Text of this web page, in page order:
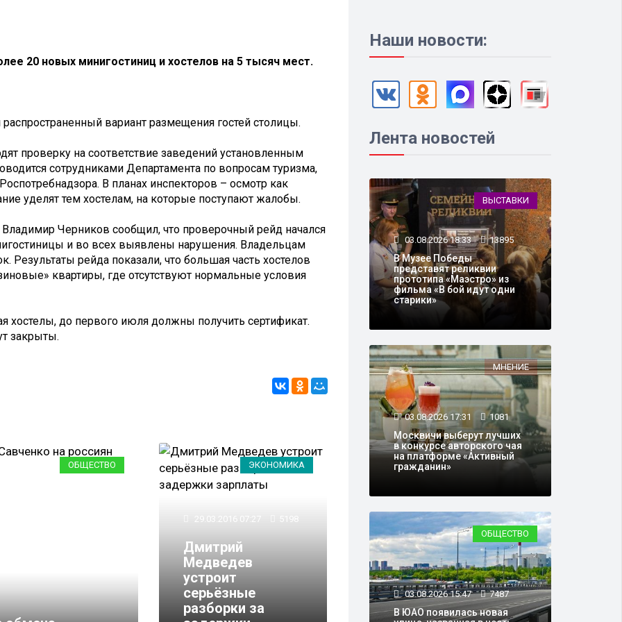
20 новых минигостиниц и хостелов на 5 тысяч мест.
вариант размещения гостей столицы.
проверку на соответствие заведений установленным
сотрудниками Департамента по вопросам туризма,
В планах инспекторов – осмотр как
уделят тем хостелам, на которые поступают жалобы.
Черников сообщил, что проверочный рейд начался
и во всех выявлены нарушения. Владельцам
Результаты рейда показали, что большая часть хостелов
квартиры, где отсутствуют нормальные условия
хостелы, до первого июля должны получить сертификат.
закрыты.
ОБЩЕСТВО ПРОИСШЕСТВИЯ
29.03.2016 08:07
29.03.2016 08:05
ЭКОНОМИКА
29.03.2016 07:27 5198
Дмитрий
Медведев
устроит
серьёзные
разборки за
Наши новости:
Лента новостей
ВЫСТАВКИ
03.08.2026 18:33 13895
В Музее Победы
представят реликвии
прототипа «Маэстро» из
фильма «В бой идут одни
старики»
МНЕНИЕ
03.08.2026 17:31 1081
Москвичи выберут лучших
в конкурсе авторского чая
на платформе «Активный
гражданин»
ОБЩЕСТВО
03.08.2026 15:47 7487
В ЮАО появилась новая